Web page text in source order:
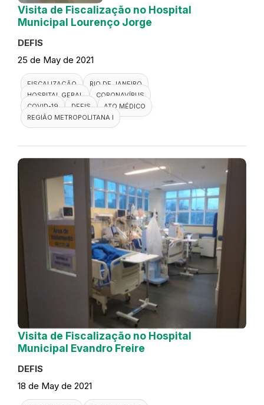
Visita de Fiscalização no Hospital
Municipal Lourenço Jorge
DEFIS
25 de May de 2021
FISCALIZAÇÃO
RIO DE JANEIRO
HOSPITAL GERAL
CORONAVÍRUS
COVID-19
DEFIS
ATO MÉDICO
REGIÃO METROPOLITANA I
Visita de Fiscalização no Hospital
Municipal Evandro Freire
DEFIS
18 de May de 2021